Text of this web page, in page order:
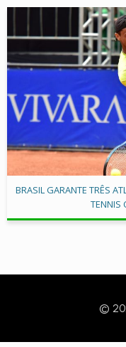
BRASIL GARANTE TRÊS
TENNIS
©